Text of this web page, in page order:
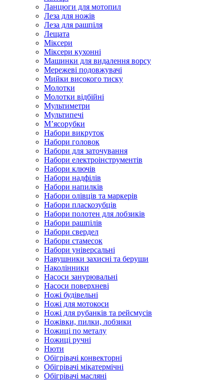
Ланцюги для мотопил
Леза для ножів
Леза для рашпіля
Лещата
Міксери
Міксери кухонні
Машинки для видалення ворсу
Мережеві подовжувачі
Мийки високого тиску
Молотки
Молотки відбійні
Мультиметри
Мультипечі
М’ясорубки
Набори викруток
Набори головок
Набори для заточування
Набори електроінструментів
Набори ключів
Набори надфілів
Набори напилків
Набори олівців та маркерів
Набори пласкозубців
Набори полотен для лобзиків
Набори рашпілів
Набори свердел
Набори стамесок
Набори універсальні
Навушники захисні та беруши
Наколінники
Насоси занурювальні
Насоси поверхневі
Ножі будівельні
Ножі для мотокоси
Ножі для рубанків та рейсмусів
Ножівки, пилки, лобзики
Ножиці по металу
Ножиці ручні
Нюти
Обігрівачі конвекторні
Обігрівачі мікатермічні
Обігрівачі масляні